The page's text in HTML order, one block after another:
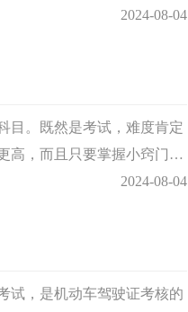
2024-08-04
目。既然是考试，难度肯定
高，而且只要掌握小窍门，
2024-08-04
试，是机动车驾驶证考核的